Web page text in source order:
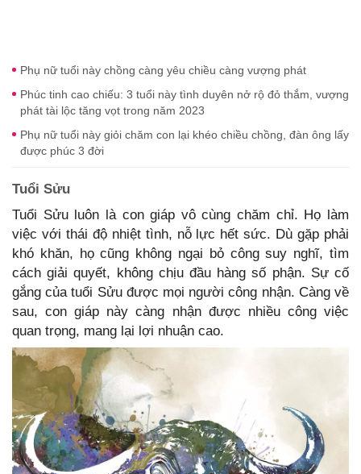
Phụ nữ tuổi này chồng càng yêu chiều càng vượng phát
Phúc tinh cao chiếu: 3 tuổi này tình duyên nở rộ đỏ thắm, vượng
phát tài lộc tăng vọt trong năm 2023
Phụ nữ tuổi này giỏi chăm con lại khéo chiều chồng, đàn ông lấy
được phúc 3 đời
Tuổi Sửu
Tuổi Sửu luôn là con giáp vô cùng chăm chỉ. Họ làm
việc với thái độ nhiệt tình, nỗ lực hết sức. Dù gặp phải
khó khăn, họ cũng không ngại bỏ công suy nghĩ, tìm
cách giải quyết, không chịu đầu hàng số phận. Sự cố
gắng của tuổi Sửu được mọi người công nhận. Càng về
sau, con giáp này càng nhận được nhiều công việc
quan trọng, mang lại lợi nhuận cao.